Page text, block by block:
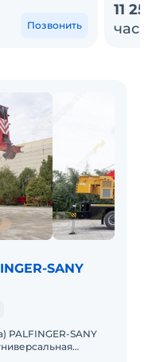
Позвонить
11
час
SANY
PALFINGER-SANY